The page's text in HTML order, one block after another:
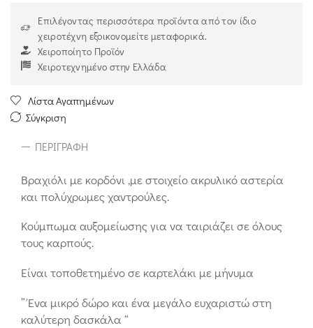
Επιλέγοντας περισσότερα προϊόντα από τον ίδιο
χειροτέχνη εξοικονομείτε μεταφορικά.
Χειροποίητο Προϊόν
Χειροτεχνημένο στην Ελλάδα
Λίστα Αγαπημένων
Σύγκριση
ΠΕΡΙΓΡΑΦΉ
Βραχιόλι με κορδόνι ,με στοιχείο ακρυλικό αστερία
και πολύχρωμες χαντρούλες.
Κούμπωμα αυξομείωσης για να ταιριάζει σε όλους
τους καρπούς.
Είναι τοποθετημένο σε καρτελάκι με μήνυμα
” Ένα μικρό δώρο και ένα μεγάλο ευχαριστώ στη
καλύτερη δασκάλα “